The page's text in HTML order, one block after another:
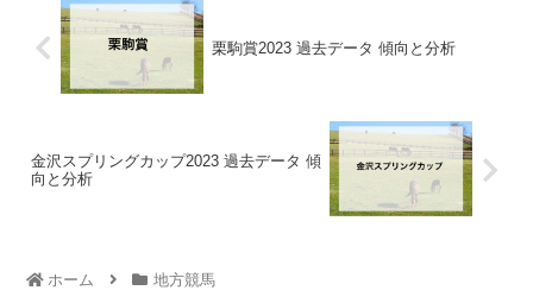
栗駒賞2023 過去データ 傾向と分析
金沢スプリングカップ2023 過去データ 傾
向と分析
ホーム 地方競馬